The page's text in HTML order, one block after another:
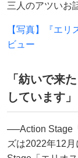
三人のアツいお
【写真】『エ
ビュー
「紡いで来
しています」
──Action Stage
ズは2022年12